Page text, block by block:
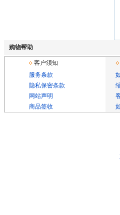
购物帮助
客户须知
服务条款
隐私保密条款
网站声明
商品签收